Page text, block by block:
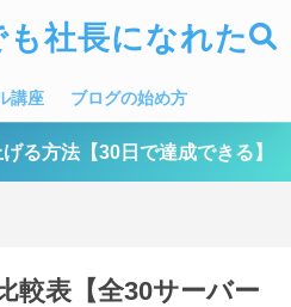
社長になれた
講座 ブログの始め方
る方法【30日で達成できる】
較表【全30サーバー